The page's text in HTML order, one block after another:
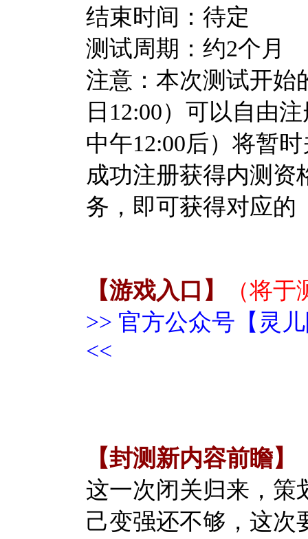
结束时间：待定
测试周期：约2个月
注意： 本次测试开始
日12:00）可以自由
中午12:00后） 将暂
成功注册获得内测资
务，即可获得对应的
【游戏入口 】
（将
>> 官方公众号【灵
<<
【封测新内容前瞻】
这一次闭关归来，策
己变强还不够，这次